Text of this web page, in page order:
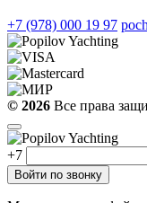
+7 (978) 000 19 97
© 2026 Все права
+7